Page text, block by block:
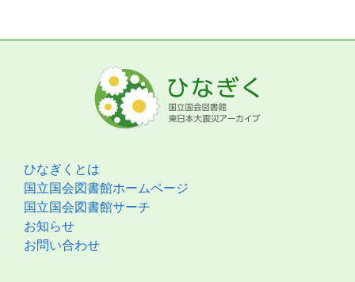
ひなぎくとは
国立国会図書館ホームページ
国立国会図書館サーチ
お知らせ
お問い合わせ